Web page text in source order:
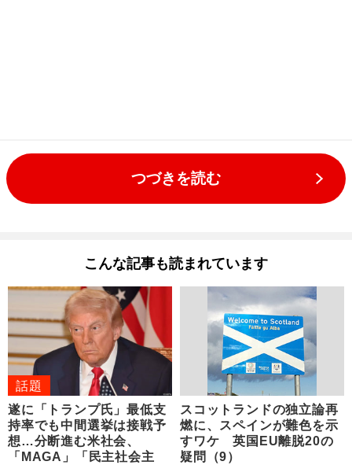
つづきを読む
こんな記事も読まれています
話題
遂に「トランプ氏」最低支
持率でも中間選挙は接戦予
想…分断進む米社会、
「MAGA」「民主社会主
スコットランドの独立論再
燃に、スペインが難色を示
すワケ 英国EU離脱20の
疑問（9）